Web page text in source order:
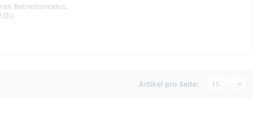
Betriebsmodus,
ZU
Artikel pro Seite: